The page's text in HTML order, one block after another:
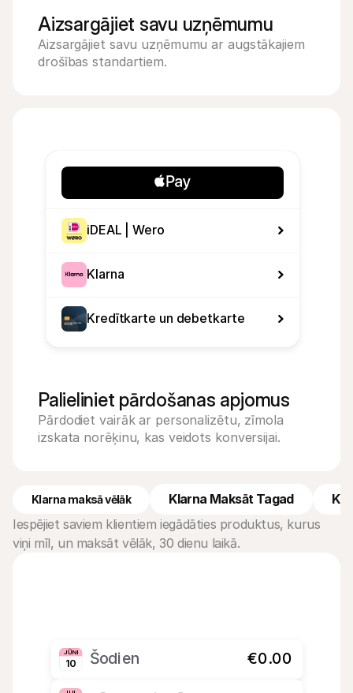
Klarna maksā vēlāk Klarna Maksāt Tagad
Iespējiet saviem klientiem iegādāties produktus, kurus
viņi mīl, un maksāt vēlāk, 30 dienu laikā.
Šodien €0.00
JŪNI
10
Aizsargājiet savu uzņēmumu
Aizsargājiet savu uzņēmumu ar augstākajiem
drošības standartiem.
iDEAL | Wero
Klarna
Kredītkarte un debetkarte
Palieliniet pārdošanas apjomus
Pārdodiet vairāk ar personalizētu, zīmola
izskata norēķinu, kas veidots konversijai.